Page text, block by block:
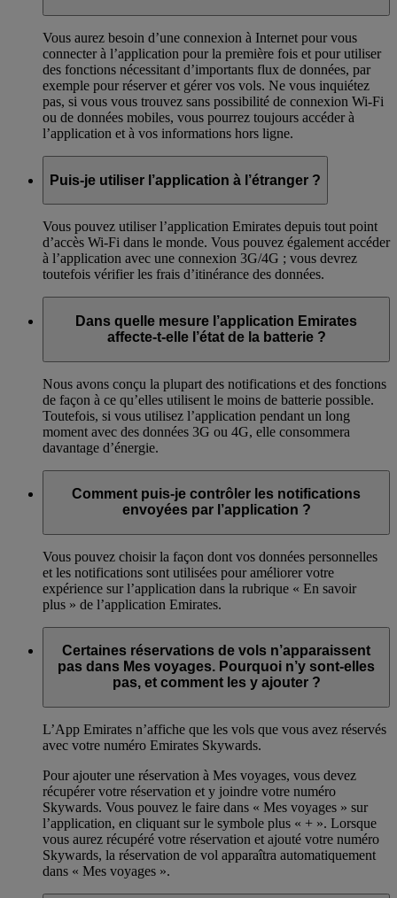
Vous aurez besoin d’une connexion à Internet pour vous
connecter à l’application pour la première fois et pour utiliser
des fonctions nécessitant d’importants flux de données, par
exemple pour réserver et gérer vos vols. Ne vous inquiétez
pas, si vous vous trouvez sans possibilité de connexion Wi-Fi
ou de données mobiles, vous pourrez toujours accéder à
l’application et à vos informations hors ligne.
Puis-je utiliser l’application à l’étranger ?
Vous pouvez utiliser l’application Emirates depuis tout point
d’accès Wi-Fi dans le monde. Vous pouvez également accéder
à l’application avec une connexion 3G/4G ; vous devrez
toutefois vérifier les frais d’itinérance des données.
Dans quelle mesure l’application Emirates
affecte-t-elle l’état de la batterie ?
Nous avons conçu la plupart des notifications et des fonctions
de façon à ce qu’elles utilisent le moins de batterie possible.
Toutefois, si vous utilisez l’application pendant un long
moment avec des données 3G ou 4G, elle consommera
davantage d’énergie.
Comment puis-je contrôler les notifications
envoyées par l’application ?
Vous pouvez choisir la façon dont vos données personnelles
et les notifications sont utilisées pour améliorer votre
expérience sur l’application dans la rubrique « En savoir
plus » de l’application Emirates.
Certaines réservations de vols n’apparaissent
pas dans Mes voyages. Pourquoi n’y sont-elles
pas, et comment les y ajouter ?
L’App Emirates n’affiche que les vols que vous avez réservés
avec votre numéro Emirates Skywards.
Pour ajouter une réservation à Mes voyages, vous devez
récupérer votre réservation et y joindre votre numéro
Skywards. Vous pouvez le faire dans « Mes voyages » sur
l’application, en cliquant sur le symbole plus « + ». Lorsque
vous aurez récupéré votre réservation et ajouté votre numéro
Skywards, la réservation de vol apparaîtra automatiquement
dans « Mes voyages ».